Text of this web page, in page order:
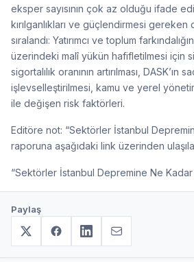
eksper sayısının çok az olduğu ifade
kırılganlıkları ve güçlendirmesi
sıralandı: Yatırımcı ve toplum
üzerindeki malî yükün hafifletilmesi için
sigortalılık oranının artırılması, DASK’ın
işlevselleştirilmesi, kamu ve yerel
ile değişen risk faktörleri.
Editöre not: “Sektörler İstanbul
raporuna aşağıdaki link üzerinden
“Sektörler İstanbul Depremine Ne Kadar
Paylaş